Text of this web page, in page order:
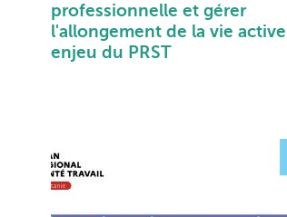
professionnelle et gérer
l'allongement de la vie
enjeu du PRST